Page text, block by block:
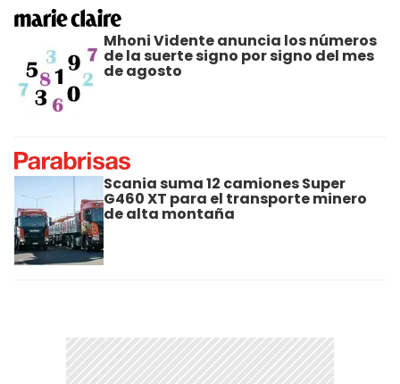
Mhoni Vidente anuncia los números
de la suerte signo por signo del mes
de agosto
Scania suma 12 camiones Super
G460 XT para el transporte minero
de alta montaña